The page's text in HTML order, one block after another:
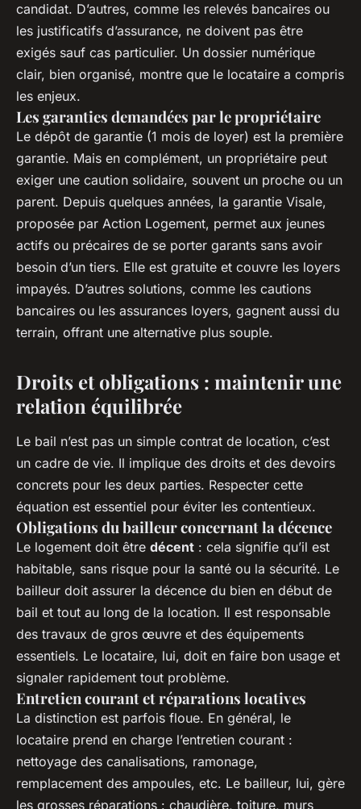
candidat. D’autres, comme les relevés bancaires ou
les justificatifs d’assurance, ne doivent pas être
exigés sauf cas particulier. Un dossier numérique
clair, bien organisé, montre que le locataire a compris
les enjeux.
Les garanties demandées par le propriétaire
Le dépôt de garantie (1 mois de loyer) est la première
garantie. Mais en complément, un propriétaire peut
exiger une caution solidaire, souvent un proche ou un
parent. Depuis quelques années, la garantie Visale,
proposée par Action Logement, permet aux jeunes
actifs ou précaires de se porter garants sans avoir
besoin d’un tiers. Elle est gratuite et couvre les loyers
impayés. D’autres solutions, comme les cautions
bancaires ou les assurances loyers, gagnent aussi du
terrain, offrant une alternative plus souple.
Droits et obligations : maintenir une
relation équilibrée
Le bail n’est pas un simple contrat de location, c’est
un cadre de vie. Il implique des droits et des devoirs
concrets pour les deux parties. Respecter cette
équation est essentiel pour éviter les contentieux.
Obligations du bailleur concernant la décence
Le logement doit être décent : cela signifie qu’il est
habitable, sans risque pour la santé ou la sécurité. Le
bailleur doit assurer la décence du bien en début de
bail et tout au long de la location. Il est responsable
des travaux de gros œuvre et des équipements
essentiels. Le locataire, lui, doit en faire bon usage et
signaler rapidement tout problème.
Entretien courant et réparations locatives
La distinction est parfois floue. En général, le
locataire prend en charge l’entretien courant :
nettoyage des canalisations, ramonage,
remplacement des ampoules, etc. Le bailleur, lui, gère
les grosses réparations : chaudière, toiture, murs